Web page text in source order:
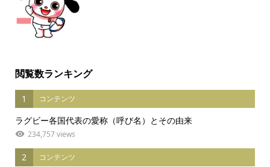
閲覧数ランキング
1 コンテンツ
ラグビー各国代表の愛称（呼び名）とその由来
234,757 views
2 コンテンツ